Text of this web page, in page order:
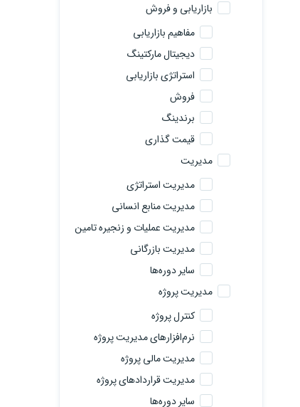
بازاریابی و فروش
مفاهیم بازاریابی
دیجیتال مارکتینگ
استراتژی بازاریابی
فروش
برندینگ
قیمت گذاری
مدیریت
مدیریت استراتژی
مدیریت منابع انسانی
مدیریت عملیات و زنجیره تامین
مدیریت بازرگانی
سایر دوره‌ها
مدیریت پروژه
کنترل پروژه
نرم‌افزارهای مدیریت پروژه
مدیریت مالی پروژه
مدیریت قراردادهای پروژه
سایر دوره‌ها